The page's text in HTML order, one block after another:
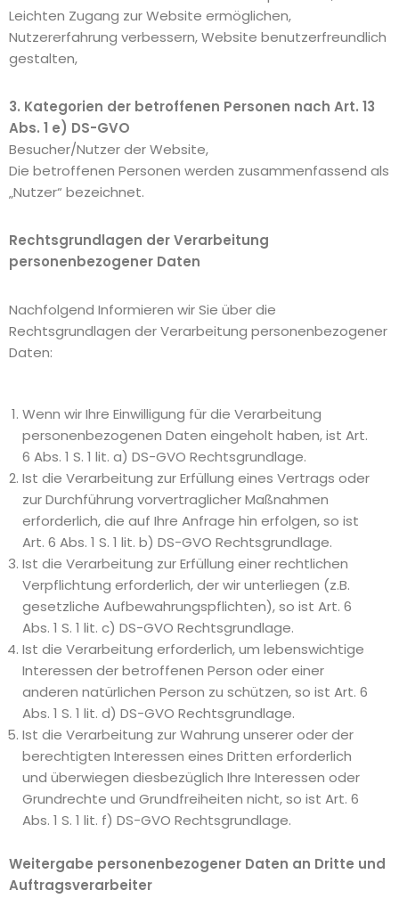
Leichten Zugang zur Website ermöglichen,
Nutzererfahrung verbessern, Website benutzerfreundlich
gestalten,
3. Kategorien der betroffenen Personen nach Art. 13
Abs. 1 e) DS-GVO
Besucher/Nutzer der Website,
Die betroffenen Personen werden zusammenfassend als
„Nutzer“ bezeichnet.
Rechtsgrundlagen der Verarbeitung
personenbezogener Daten
Nachfolgend Informieren wir Sie über die
Rechtsgrundlagen der Verarbeitung personenbezogener
Daten:
Wenn wir Ihre Einwilligung für die Verarbeitung
personenbezogenen Daten eingeholt haben, ist Art.
6 Abs. 1 S. 1 lit. a) DS-GVO Rechtsgrundlage.
Ist die Verarbeitung zur Erfüllung eines Vertrags oder
zur Durchführung vorvertraglicher Maßnahmen
erforderlich, die auf Ihre Anfrage hin erfolgen, so ist
Art. 6 Abs. 1 S. 1 lit. b) DS-GVO Rechtsgrundlage.
Ist die Verarbeitung zur Erfüllung einer rechtlichen
Verpflichtung erforderlich, der wir unterliegen (z.B.
gesetzliche Aufbewahrungspflichten), so ist Art. 6
Abs. 1 S. 1 lit. c) DS-GVO Rechtsgrundlage.
Ist die Verarbeitung erforderlich, um lebenswichtige
Interessen der betroffenen Person oder einer
anderen natürlichen Person zu schützen, so ist Art. 6
Abs. 1 S. 1 lit. d) DS-GVO Rechtsgrundlage.
Ist die Verarbeitung zur Wahrung unserer oder der
berechtigten Interessen eines Dritten erforderlich
und überwiegen diesbezüglich Ihre Interessen oder
Grundrechte und Grundfreiheiten nicht, so ist Art. 6
Abs. 1 S. 1 lit. f) DS-GVO Rechtsgrundlage.
Weitergabe personenbezogener Daten an Dritte und
Auftragsverarbeiter